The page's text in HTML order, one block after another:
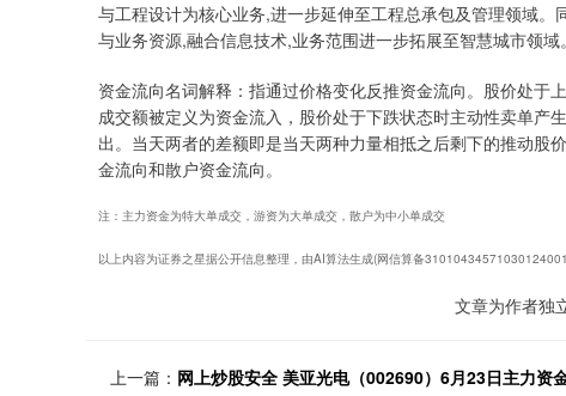
与工程设计为核心业务,进一步延伸至工程总承包及管理领域
与业务资源,融合信息技术,业务范围进一步拓展至智慧城市领域。
资金流向名词解释：指通过价格变化反推资金流向。股价处于
成交额被定义为资金流入，股价处于下跌状态时主动性卖单产
出。当天两者的差额即是当天两种力量相抵之后剩下的推动股
金流向和散户资金流向。
注：主力资金为特大单成交，游资为大单成交，散户为中小单成交
以上内容为证券之星据公开信息整理，由AI算法生成(网信算备
文章为作者独
上一篇： 网上炒股安全 美亚光电（002690）6月23日主力资